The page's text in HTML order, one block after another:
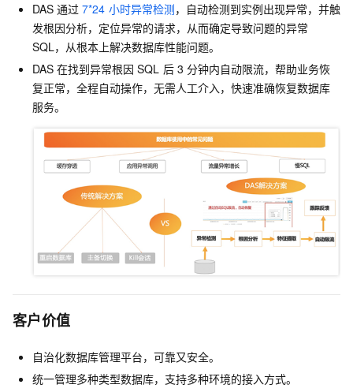
DAS 通过 7*24 小时异常检测，自动检测到实例出现异常，并触
发根因分析，定位异常的请求，从而确定导致问题的异常
SQL，从根本上解决数据库性能问题。
DAS 在找到异常根因 SQL 后 3 分钟内自动限流，帮助业务恢
复正常，全程自动操作，无需人工介入，快速准确恢复数据库
服务。
客户价值
自治化数据库管理平台，可靠又安全。
统一管理多种类型数据库，支持多种环境的接入方式。